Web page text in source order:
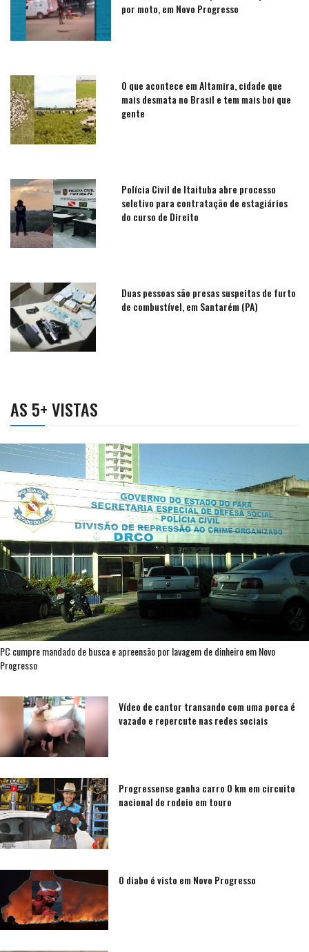
por moto, em Novo Progresso
O que acontece em Altamira, cidade que
mais desmata no Brasil e tem mais boi que
gente
Polícia Civil de Itaituba abre processo
seletivo para contratação de estagiários
do curso de Direito
Duas pessoas são presas suspeitas de furto
de combustível, em Santarém (PA)
AS 5+ VISTAS
PC cumpre mandado de busca e apreensão por lavagem de dinheiro em Novo
Progresso
Vídeo de cantor transando com uma porca é
vazado e repercute nas redes sociais
Progressense ganha carro 0 km em circuito
nacional de rodeio em touro
O diabo é visto em Novo Progresso